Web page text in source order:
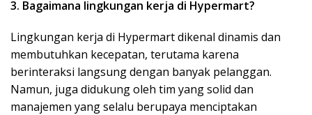
3. Bagaimana lingkungan kerja di Hypermart?
Lingkungan kerja di Hypermart dikenal dinamis dan
membutuhkan kecepatan, terutama karena
berinteraksi langsung dengan banyak pelanggan.
Namun, juga didukung oleh tim yang solid dan
manajemen yang selalu berupaya menciptakan